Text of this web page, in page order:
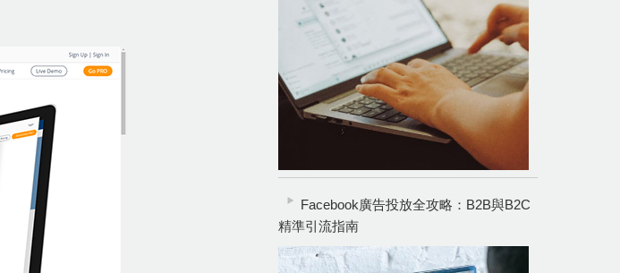
Facebook廣告投放全攻略：B2B與B2C
精準引流指南